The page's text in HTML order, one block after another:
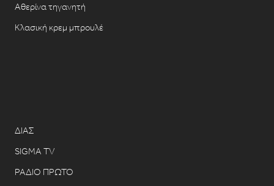
Αθερίνα τηγανητή
Κλασική κρεμ μπρουλέ
ΔΙΑΣ
SIGMA TV
ΡΑΔΙΟ ΠΡΩΤΟ